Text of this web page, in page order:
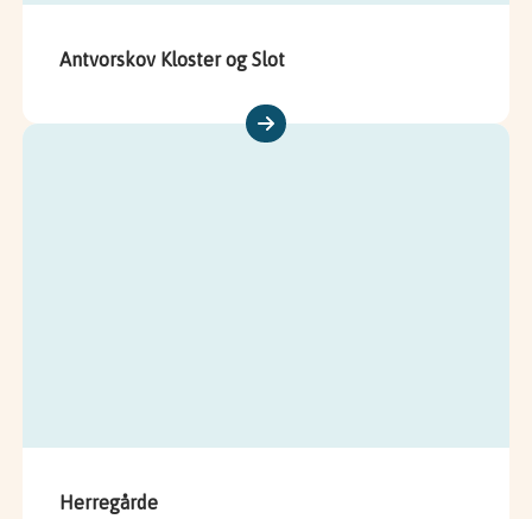
Antvorskov Kloster og Slot
Herregårde